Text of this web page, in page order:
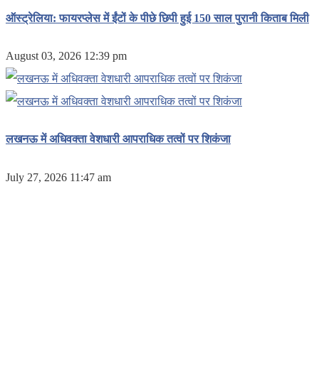
ऑस्ट्रेलिया: फायरप्लेस में ईंटों के पीछे छिपी हुई 150 साल पुरानी किताब मिली
August 03, 2026 12:39 pm
लखनऊ में अधिवक्ता वेशधारी आपराधिक तत्वों पर शिकंजा
July 27, 2026 11:47 am